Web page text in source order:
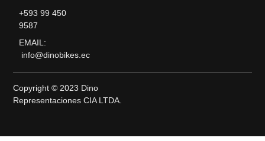
+593 99 450
9587
EMAIL:
info@dinobikes.ec
Copyright © 2023 Dino
Representaciones CIA LTDA.